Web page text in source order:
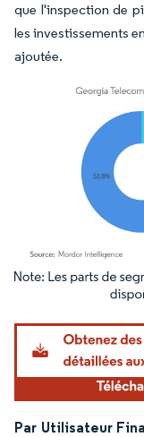
que l'inspection de
les investissements
ajoutée.
Image © Mordor
Par Utilisateur